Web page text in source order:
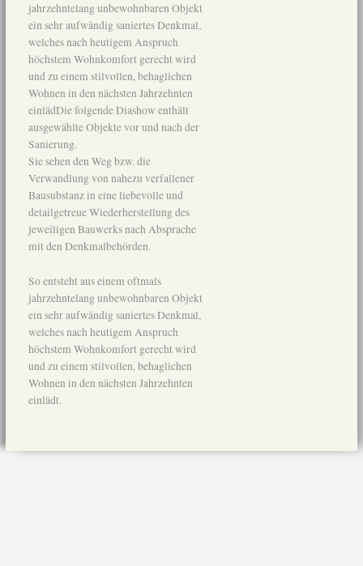
jahrzehntelang unbewohnbaren Objekt
ein sehr aufwändig saniertes Denkmal,
welches nach heutigem Anspruch
höchstem Wohnkomfort gerecht wird
und zu einem stilvollen, behaglichen
Wohnen in den nächsten Jahrzehnten
einlädDie folgende Diashow enthält
ausgewählte Objekte vor und nach der
Sanierung.
Sie sehen den Weg bzw. die
Verwandlung von nahezu verfallener
Bausubstanz in eine liebevolle und
detailgetreue Wiederherstellung des
jeweiligen Bauwerks nach Absprache
mit den Denkmalbehörden.
So entsteht aus einem oftmals
jahrzehntelang unbewohnbaren Objekt
ein sehr aufwändig saniertes Denkmal,
welches nach heutigem Anspruch
höchstem Wohnkomfort gerecht wird
und zu einem stilvollen, behaglichen
Wohnen in den nächsten Jahrzehnten
einlädt.